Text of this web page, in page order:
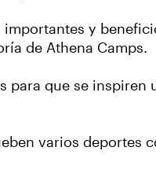
y
de Athena Camps.
que se inspiren
varios deportes